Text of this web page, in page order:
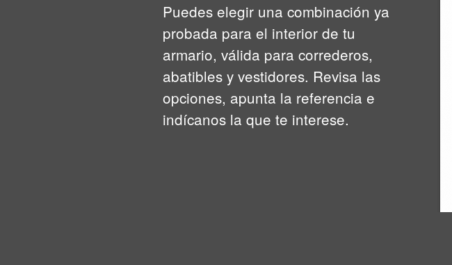
Puedes elegir una combinación ya
probada para el interior de tu
armario, válida para correderos,
abatibles y vestidores. Revisa las
opciones, apunta la referencia e
indícanos la que te interese.